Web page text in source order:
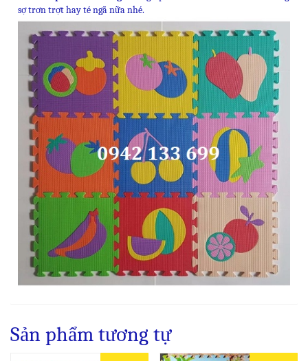
sợ trơn trợt hay té ngã nữa nhé.
Sản phẩm tương tự